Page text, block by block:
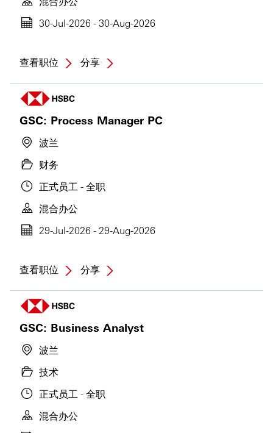
30-Jul-2026 - 30-Aug-2026
查看职位 分享
GSC: Process Manager PC
波兰
财务
正式员工 - 全职
混合办公
29-Jul-2026 - 29-Aug-2026
查看职位 分享
GSC: Business Analyst
波兰
技术
正式员工 - 全职
混合办公